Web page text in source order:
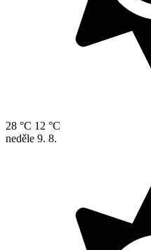
28 °C 12 °C
neděle 9. 8.